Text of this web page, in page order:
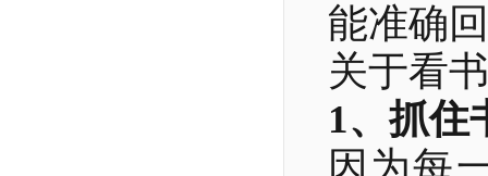
能准确
关于看
1、抓住
因为每